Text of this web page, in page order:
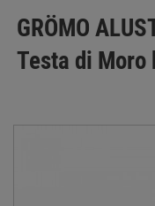
GRÖMO
Testa di